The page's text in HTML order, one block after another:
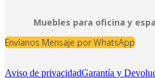
Muebles para oficina y
Envíanos Mensaje por WhatsApp
Aviso de privacidadGarantía y